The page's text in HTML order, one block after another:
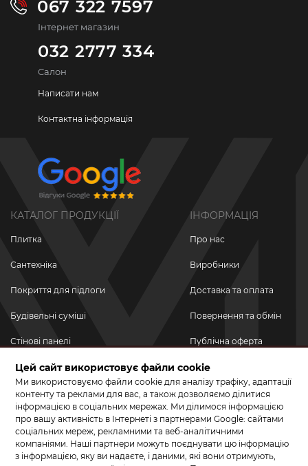
067 322 7597
Інтернет магазин
032 2777 334
Салон
Написати нам
Контактна інформація
КАТАЛОГ ПРОДУКЦІЇ
Плитка
Сантехніка
Покриття для підлоги
Будівельні суміші
Стінові панелі
Новинки
Акційні товари
Акції/Знижки
ІНФОРМАЦІЯ
Про нас
Виробники
Доставка та оплата
Повернення та обмін
Публічна оферта
Політика
конфіденційності
ПРИЄДНУЙТЕСЬ ДО НАС У СОЦМЕРЕЖАХ
Цей сайт використовує файли cookie
Ми використовуємо файли cookie для аналізу трафіку, адаптації
контенту та реклами для вас, а також дозволяємо ділитися
інформацією в соціальних мережах. Ми ділимося інформацією
про вашу активність в Інтернеті з партнерами Google: сайтами
соціальних мереж, рекламними та веб-аналітичними
компаніями. Наші партнери можуть поєднувати цю інформацію
з інформацією, яку ви надаєте, і даними, які вони отримують,